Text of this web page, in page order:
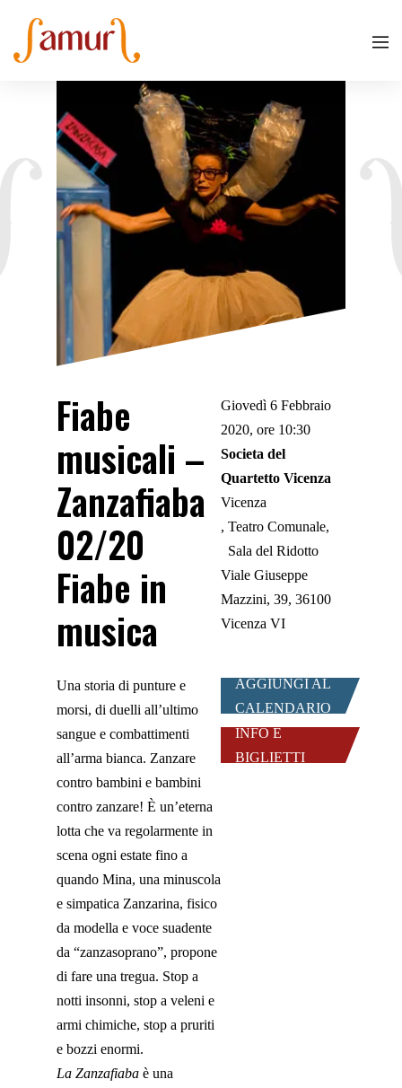
Fiabe
musicali –
Zanzafiaba
02/20
Fiabe in
musica
Una storia di punture e
morsi, di duelli all’ultimo
sangue e combattimenti
all’arma bianca. Zanzare
contro bambini e bambini
contro zanzare! È un’eterna
lotta che va regolarmente in
scena ogni estate fino a
quando Mina, una minuscola
e simpatica Zanzarina, fisico
da modella e voce suadente
da “zanzasoprano”, propone
di fare una tregua. Stop a
notti insonni, stop a veleni e
armi chimiche, stop a pruriti
e bozzi enormi.
La Zanzafiaba è una
Giovedì 6 Febbraio
2020, ore 10:30
Societa del
Quartetto Vicenza
Vicenza
Teatro Comunale,
Sala del Ridotto
Viale Giuseppe
Mazzini, 39, 36100
Vicenza VI
AGGIUNGI AL
CALENDARIO
INFO E
BIGLIETTI